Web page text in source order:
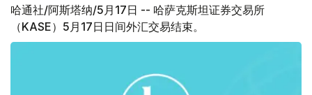
哈通社/阿斯塔纳/5月17日 -- 哈萨克斯坦证券交易所
（KASE）5月17日日间外汇交易结束。